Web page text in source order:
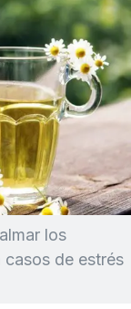
los
casos de estrés